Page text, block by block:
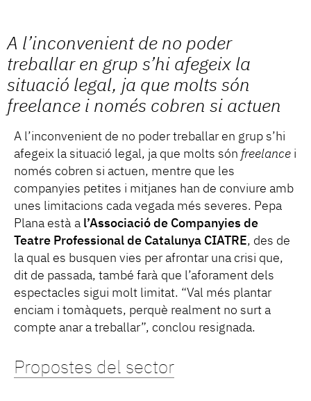
A l’inconvenient de no poder
treballar en grup s’hi afegeix la
situació legal, ja que molts són
freelance i només cobren si actuen
A l’inconvenient de no poder treballar en grup s’hi
afegeix la situació legal, ja que molts són freelance i
només cobren si actuen, mentre que les
companyies petites i mitjanes han de conviure amb
unes limitacions cada vegada més severes. Pepa
Plana està a l’Associació de Companyies de
Teatre Professional de Catalunya CIATRE, des de
la qual es busquen vies per afrontar una crisi que,
dit de passada, també farà que l’aforament dels
espectacles sigui molt limitat. “Val més plantar
enciam i tomàquets, perquè realment no surt a
compte anar a treballar”, conclou resignada.
Propostes del sector